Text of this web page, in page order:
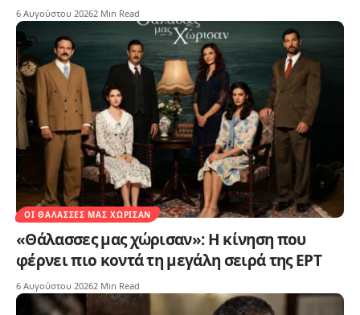
6 Αυγούστου 20262 Min Read
ΟΙ ΘΆΛΑΣΣΕΣ ΜΑΣ ΧΏΡΙΣΑΝ
«Θάλασσες μας χώρισαν»: Η κίνηση που
φέρνει πιο κοντά τη μεγάλη σειρά της ΕΡΤ
6 Αυγούστου 20262 Min Read